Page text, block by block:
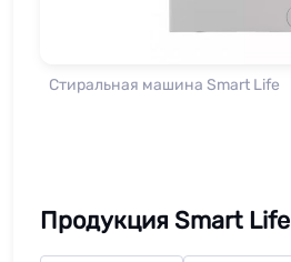
Стиральная машина Smart Life
Продукция Smart Life